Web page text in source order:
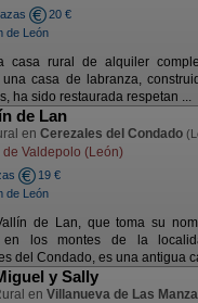
20 €
de León
casa rural de alquiler
una casa de labranza,
ha sido restaurada respetan ...
de Lan
en Cerezales del Condado
de Valdepolo (León)
19 €
de León
de Lan, que toma su
en los montes de la
del Condado, es una antigua
y Sally
en Villanueva de Las